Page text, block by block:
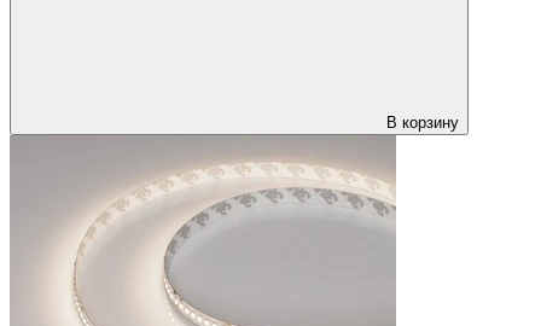
В корзину